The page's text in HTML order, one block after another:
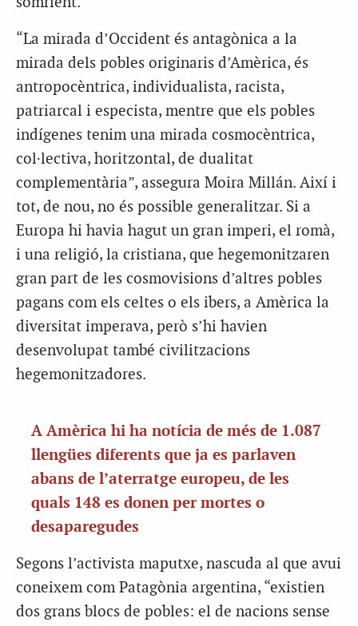
“La mirada d’Occident és antagònica a la
mirada dels pobles originaris d’Amèrica, és
antropocèntrica, individualista, racista,
patriarcal i especista, mentre que els pobles
indígenes tenim una mirada cosmocèntrica,
col·lectiva, horitzontal, de dualitat
complementària”, assegura Moira Millán. Així i
tot, de nou, no és possible generalitzar. Si a
Europa hi havia hagut un gran imperi, el romà,
i una religió, la cristiana, que hegemonitzaren
gran part de les cosmovisions d’altres pobles
pagans com els celtes o els ibers, a Amèrica la
diversitat imperava, però s’hi havien
desenvolupat també civilitzacions
hegemonitzadores.
A Amèrica hi ha notícia de més de 1.087
llengües diferents que ja es parlaven
abans de l’aterratge europeu, de les
quals 148 es donen per mortes o
desaparegudes
Segons l’activista maputxe, nascuda al que avui
coneixem com Patagònia argentina, “existien
dos grans blocs de pobles: el de nacions sense